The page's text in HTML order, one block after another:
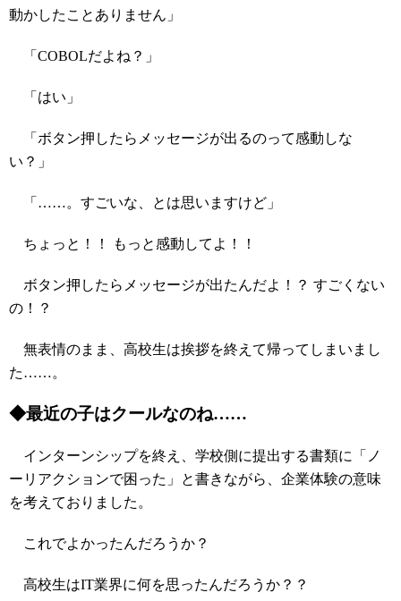
動かしたことありません」
「COBOLだよね？」
「はい」
「ボタン押したらメッセージが出るのって感動しな
い？」
「……。すごいな、とは思いますけど」
ちょっと！！ もっと感動してよ！！
ボタン押したらメッセージが出たんだよ！？ すごくない
の！？
無表情のまま、高校生は挨拶を終えて帰ってしまいまし
た……。
◆最近の子はクールなのね……
インターンシップを終え、学校側に提出する書類に「ノ
ーリアクションで困った」と書きながら、企業体験の意味
を考えておりました。
これでよかったんだろうか？
高校生はIT業界に何を思ったんだろうか？？